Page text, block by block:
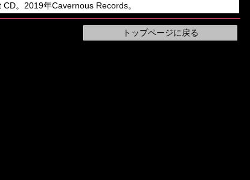
。2019年Cavernous Records。